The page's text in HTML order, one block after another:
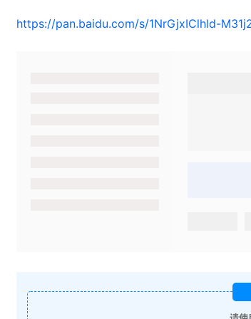
https://pan.baidu.com/s/1NrGjxIClhld-